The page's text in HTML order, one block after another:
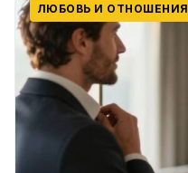
ЛЮБОВЬ И ОТНОШЕНИЯ